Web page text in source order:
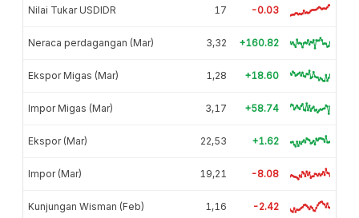
Nilai Tukar USDIDR 17 -0.03
Neraca perdagangan (Mar) 3,32 +160.82
Ekspor Migas (Mar) 1,28 +18.60
Impor Migas (Mar) 3,17 +58.74
Ekspor (Mar) 22,53 +1.62
Impor (Mar) 19,21 -8.08
Kunjungan Wisman (Feb) 1,16 -2.42